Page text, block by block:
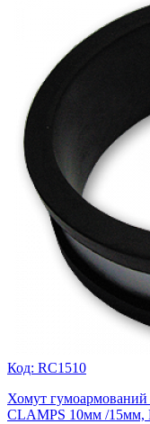
Код: RC1510
Хомут
CLAMPS 10мм /15мм,